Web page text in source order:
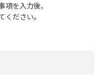
項を入力後、
ください。